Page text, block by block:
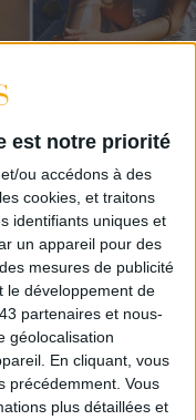
est notre priorité
ou accédons à des
cookies, et traitons
identifiants uniques et
un appareil pour des
mesures de publicité
le développement de
partenaires et nous-
géolocalisation
En cliquant, vous
précédemment. Vous
plus détaillées et
TO SLATHER ON